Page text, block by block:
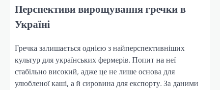
Перспективи вирощування гречки в
Україні
Гречка залишається однією з найперспективніших
культур для українських фермерів. Попит на неї
стабільно високий, адже це не лише основа для
улюбленої каші, а й сировина для експорту. За даними